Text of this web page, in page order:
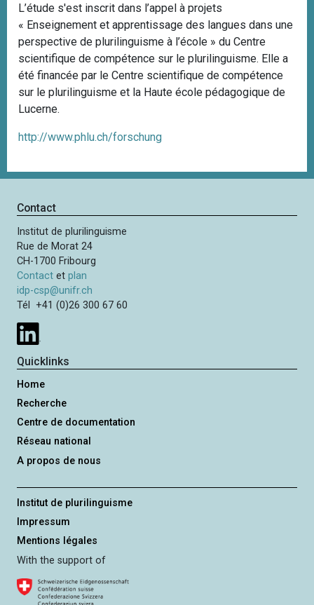
L’étude s'est inscrit dans l’appel à projets
« Enseignement et apprentissage des langues dans une
perspective de plurilinguisme à l’école » du Centre
scientifique de compétence sur le plurilinguisme. Elle a
été financée par le Centre scientifique de compétence
sur le plurilinguisme et la Haute école pédagogique de
Lucerne.
http://www.phlu.ch/forschung
Contact
Institut de plurilinguisme
Rue de Morat 24
CH-1700 Fribourg
Contact etplan
idp-csp@unifr.ch
Tél +41 (0)26 300 67 60
Quicklinks
Home
Recherche
Centre de documentation
Réseau national
A propos de nous
Institut de plurilinguisme
Impressum
Mentions légales
With the support of